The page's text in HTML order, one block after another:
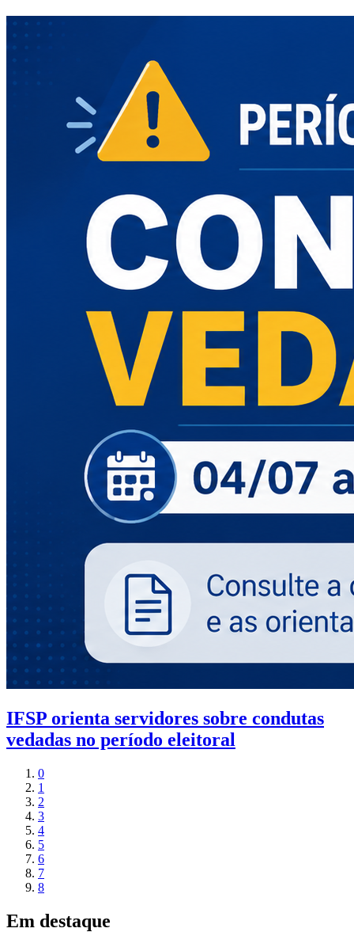
IFSP orienta servidores sobre condutas
vedadas no período eleitoral
0
1
2
3
4
5
6
7
8
Em destaque